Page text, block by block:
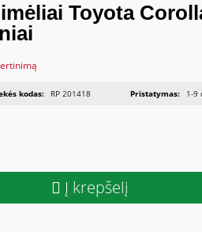
Toyota
kodas: RP 201418 Pristatymas: 1-9
Į krepšelį